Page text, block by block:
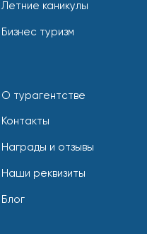
Летние каникулы
Бизнес туризм
О турагентстве
Контакты
Награды и отзывы
Наши реквизиты
Блог